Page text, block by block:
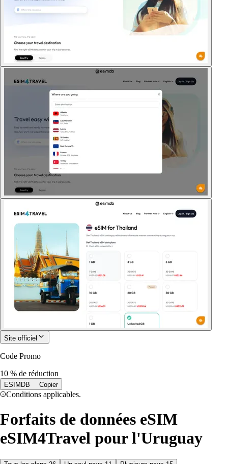
Site officiel
Code Promo
10 % de réduction
ESIMDB Copier
Conditions applicables.
Forfaits de données eSIM
eSIM4Travel pour l'Uruguay